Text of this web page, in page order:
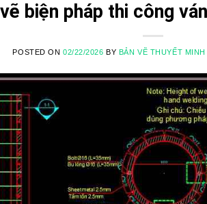
biện pháp thi công
POSTED ON 02/22/2026 BY BẢN VẼ THUYẾT